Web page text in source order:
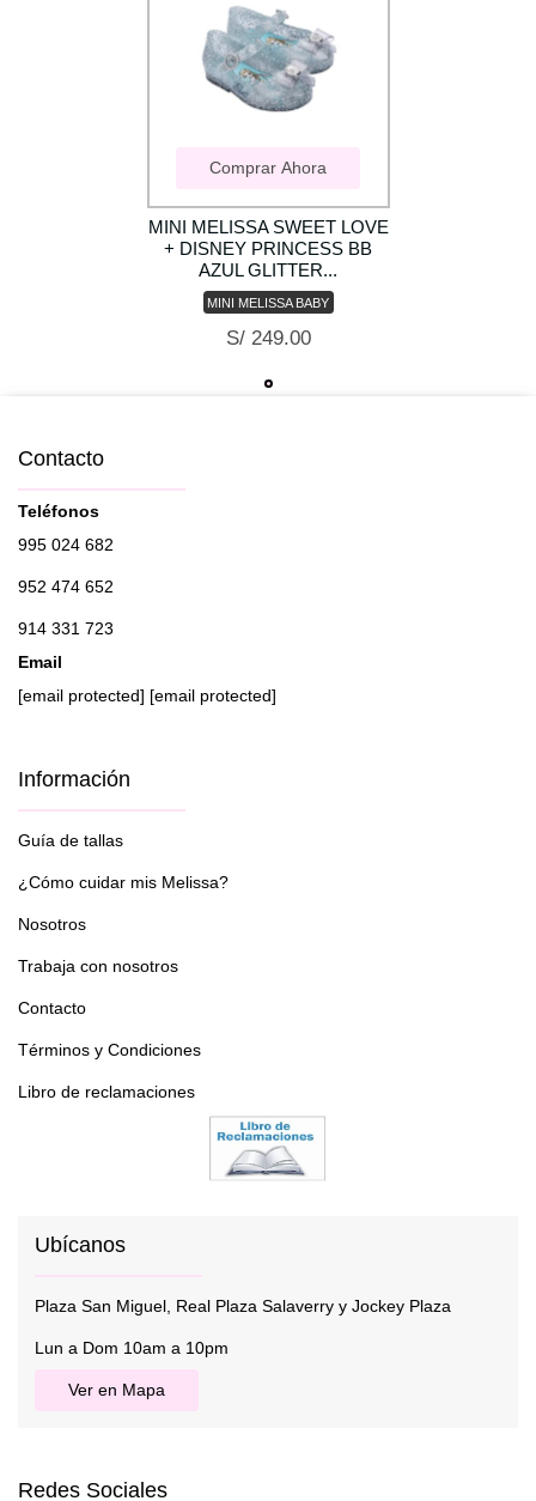
Comprar Ahora
MINI MELISSA SWEET LOVE
+ DISNEY PRINCESS BB
AZUL GLITTER...
MINI MELISSA BABY
S/ 249.00
Contacto
Teléfonos
995 024 682
952 474 652
914 331 723
Email
[email protected] [email protected]
Información
Guía de tallas
¿Cómo cuidar mis Melissa?
Nosotros
Trabaja con nosotros
Contacto
Términos y Condiciones
Libro de reclamaciones
Ubícanos
Plaza San Miguel, Real Plaza Salaverry y Jockey Plaza
Lun a Dom 10am a 10pm
Ver en Mapa
Redes Sociales